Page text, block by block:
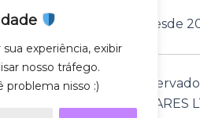
experiência, exibir
nosso tráfego.
problema nisso :)
em Belo Horizonte, desde
© Todos os direitos
DE SOFTWARES